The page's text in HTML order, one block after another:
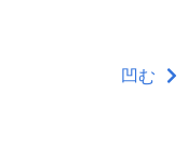
凹む